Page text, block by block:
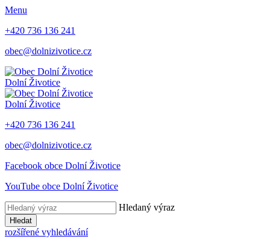
Menu
+420 736 136 241
obec@dolnizivotice.cz
Dolní Životice
Dolní Životice
+420 736 136 241
obec@dolnizivotice.cz
Facebook obce Dolní Životice
YouTube obce Dolní Životice
Hledaný výraz
Hledat
rozšířené vyhledávání